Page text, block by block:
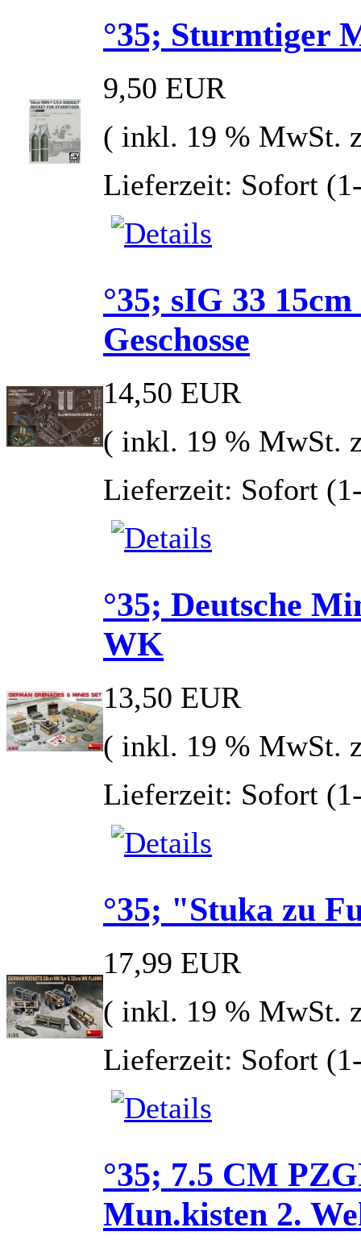
°35; Sturmtiger
9,50 EUR
( inkl. 19 % MwSt.
Lieferzeit: Sofort
°35; sIG 33
Geschosse
14,50 EUR
( inkl. 19 % MwSt.
Lieferzeit: Sofort
°35; Deutsche
WK
13,50 EUR
( inkl. 19 % MwSt.
Lieferzeit: Sofort
°35; "Stuka zu
17,99 EUR
( inkl. 19 % MwSt.
Lieferzeit: Sofort
°35; 7.5 CM
Mun.kisten 2.